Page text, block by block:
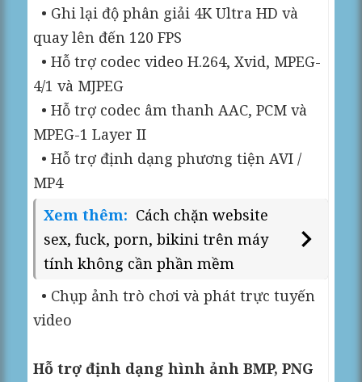
• Ghi lại độ phân giải 4K Ultra HD và
quay lên đến 120 FPS
• Hỗ trợ codec video H.264, Xvid, MPEG-
4/1 và MJPEG
• Hỗ trợ codec âm thanh AAC, PCM và
MPEG-1 Layer II
• Hỗ trợ định dạng phương tiện AVI /
MP4
Xem thêm: Cách chặn website
sex, fuck, porn, bikini trên máy
tính không cần phần mềm
• Chụp ảnh trò chơi và phát trực tuyến
video
Hỗ trợ định dạng hình ảnh BMP, PNG